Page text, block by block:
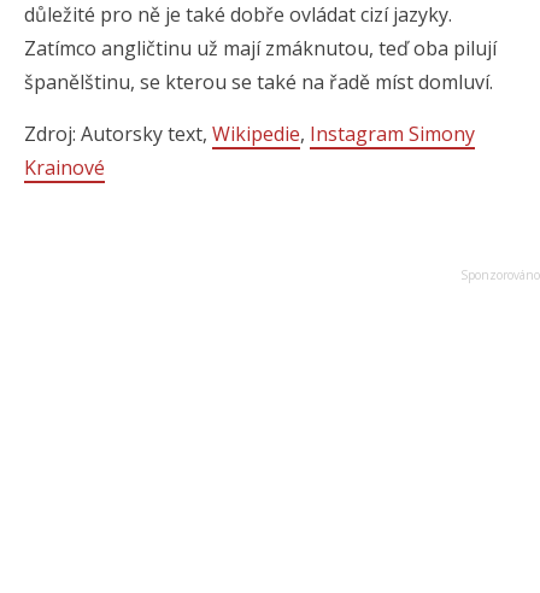
důležité pro ně je také dobře ovládat cizí jazyky.
Zatímco angličtinu už mají zmáknutou, teď oba pilují
španělštinu, se kterou se také na řadě míst domluví.
Zdroj: Autorsky text, Wikipedie, Instagram Simony
Krainové